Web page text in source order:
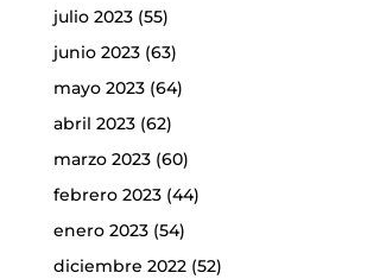
julio 2023(55)
junio 2023(63)
mayo 2023(64)
abril 2023(62)
marzo 2023(60)
febrero 2023(44)
enero 2023(54)
diciembre 2022(52)